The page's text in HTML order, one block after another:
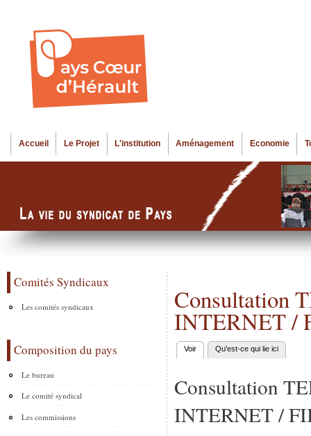
Menu principal
Accueil Le Projet L'institution Aménagement Economie
Comités Syndicaux
Les comités syndicaux
Composition du pays
Le bureau
Le comité syndical
Les commissions
Consultation
INTERNET /
Onglets principaux
Voir (onglet actif)
Qu'est-ce qui lie ici
Consultation
INTERNET /